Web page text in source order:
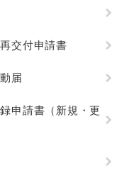
交付申請書
届
申請書（新規・更